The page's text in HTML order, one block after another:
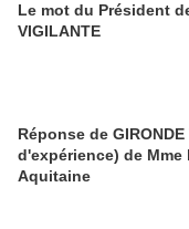
Le mot du Président
VIGILANTE
Réponse de
d'expérience) de
Aquitaine